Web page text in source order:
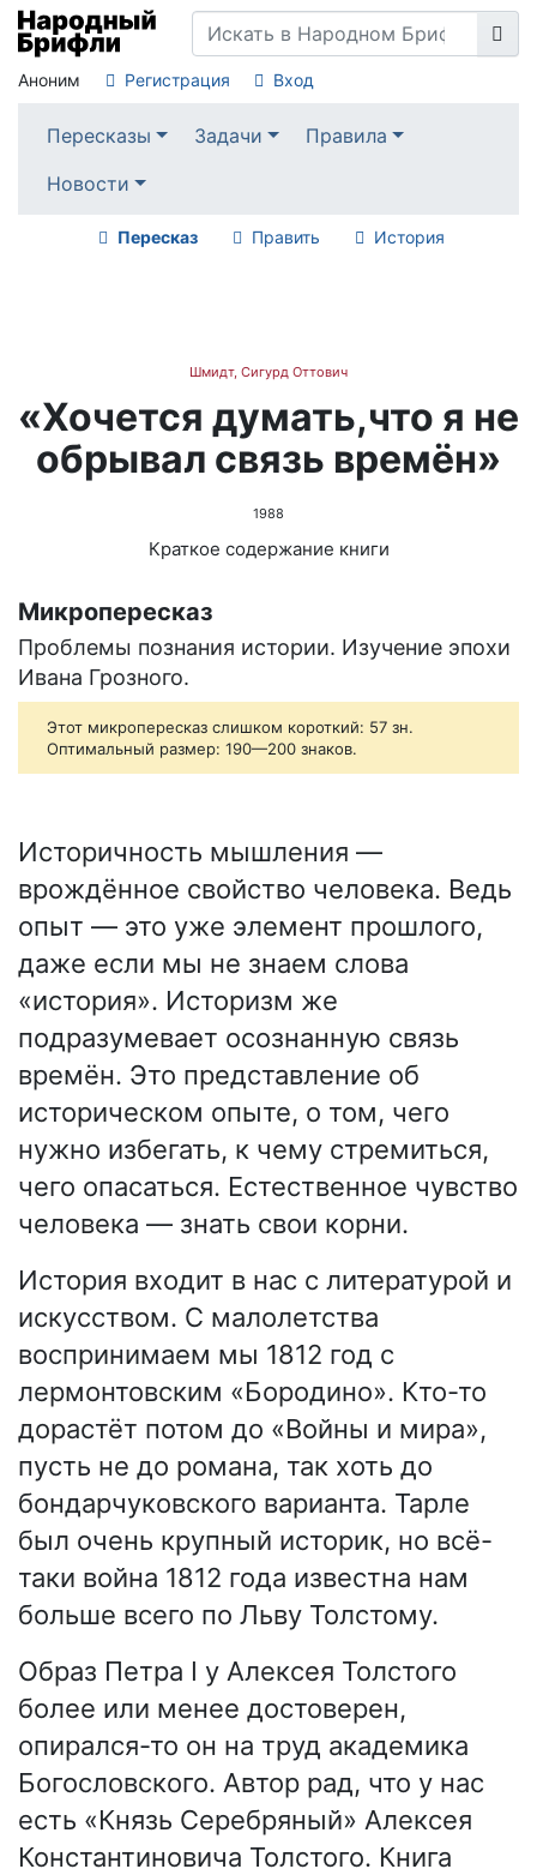
Аноним Регистрация Вход
Пересказы Задачи
Правила
Новости
Пересказ Править История
Шмидт, Сигурд Оттович
«Хочется думать,что я не
обрывал связь времён»
1988
Краткое содержание книги
Микропересказ
Проблемы познания истории. Изучение эпохи
Ивана Грозного.
Этот микропересказ слишком короткий: 57 зн.
Оптимальный размер: 190—200 знаков.
Историчность мышления —
врождённое свойство человека. Ведь
опыт — это уже элемент прошлого,
даже если мы не знаем слова
«история». Историзм же
подразумевает осознанную связь
времён. Это представление об
историческом опыте, о том, чего
нужно избегать, к чему стремиться,
чего опасаться. Естественное чувство
человека — знать свои корни.
История входит в нас с литературой и
искусством. С малолетства
воспринимаем мы 1812 год с
лермонтовским «Бородино». Кто-то
дорастёт потом до «Войны и мира»,
пусть не до романа, так хоть до
бондарчуковского варианта. Тарле
был очень крупный историк, но всё-
таки война 1812 года известна нам
больше всего по Льву Толстому.
Образ Петра I у Алексея Толстого
более или менее достоверен,
опирался-то он на труд академика
Богословского. Автор рад, что у нас
есть «Князь Серебряный» Алексея
Константиновича Толстого. Книга